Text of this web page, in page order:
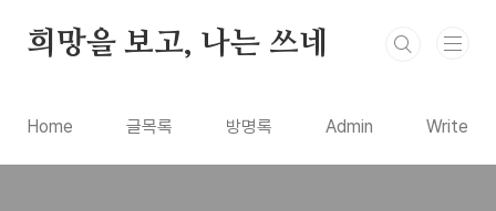
희망을 보고, 나는 쓰네
Home 글목록 방명록 Admin Write